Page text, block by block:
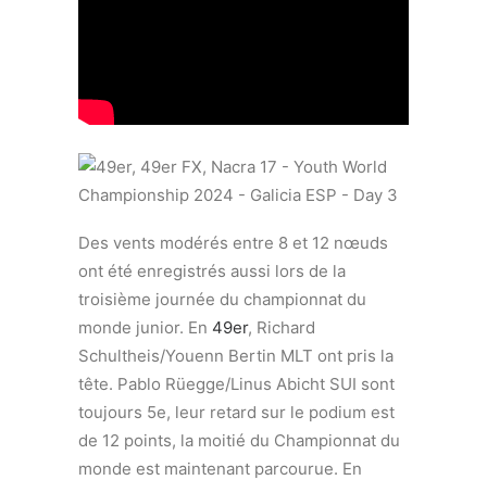
Des vents modérés entre 8 et 12 nœuds
ont été enregistrés aussi lors de la
troisième journée du championnat du
monde junior. En 49er, Richard
Schultheis/Youenn Bertin MLT ont pris la
tête. Pablo Rüegge/Linus Abicht SUI sont
toujours 5e, leur retard sur le podium est
de 12 points, la moitié du Championnat du
monde est maintenant parcourue. En